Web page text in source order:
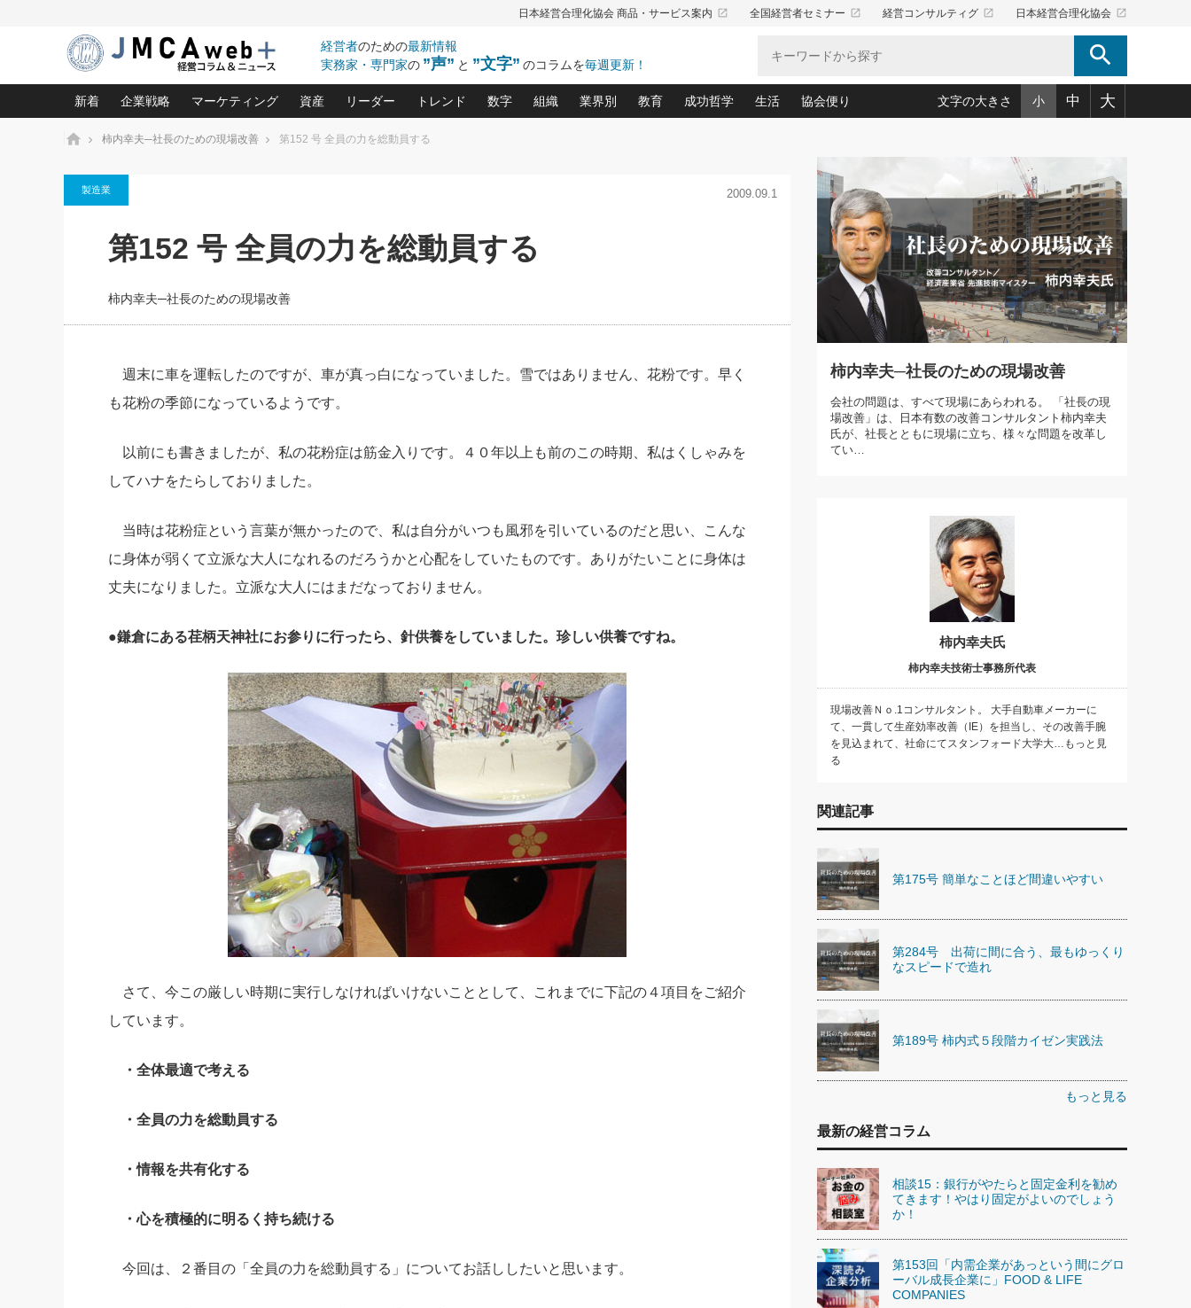
日本経営合理化協会 商品・サービス案内 launch 全国経営者セミナー launch 経営コンサルティグ launch 日本経営合理化協会 launch
経営者のための最新情報
実務家・専門家の ”声” と ”文字” のコラムを毎週更新！ search
新着
がよいのでしょうか！
2026.08.7
FOOD & LIFE COMPANIES
2026.08.5
第86回 「言葉狩り」
もっとみる
企業戦略
中小企業の「１位づくり」戦略(96)
利益を最大化する「業務改善」横田尚哉氏(5)
強い会社を築く ビジネス・クリニック(240)
日本レーザー「人を大切にしながら利益を上げる経営」の極意
武器としてのM&A入門(3)
継続経営 百話百行(85)
野田久美子 香港ビジネス成功法(10)
マーケティング
ロングセラーの玉手箱(9)
は(5)
最高の自分を表現する 成功イメージ戦略(77)
資産
中国経済の最新動向(204)
事業承継の前に、決めておきたい、知っておきたい、やってお
リーダー
ピョートル・F・グジバチの『経営戦略の新常識』(12)
次もあなたにお願いしたいと思われる「一流の仕事術」(28)
酒井英之の社長のビジョン実現道場(10)
トレンド
北村森の「今月のヒット商品」(109)
数字
おカネが残る決算書にするために、やっておきたいこと(34)
会社を守り抜くための緊急対策(100)
強い決算書の会社はココが違う！(36)
賢い社長の「経理財務の見どころ・勘どころ・ツッコミどこ
組織
顧客・社員・社会から支持される「ウェルビーイング経営入
業界別
大久保一彦の“流行る”お店の仕組みづくり(210)
教育
あなただからお願いしたいと思われる 気配りの達人(127)
クレーム対応 実践マニュアル(92)
クレーム対応の新知識と新常識(57)
デキル社員に育てる！ 社員教育の決め手(203)
欧米資産家に学ぶ二世教育(100)
成功哲学
中国哲学に学ぶ 不況は会社守成の好機(38)
令和時代の「社長の人間力の磨き方」(86)
先人の名句名言の教え 東洋思想に学ぶ経営学(132)
渡部昇一の「日本の指導者たち」(32)
生活
おのころ心平の ──社長のための「か・ら・だマネジメント」
(50)
デジタルＡＶを味方に！新・仕事術(180)
リーダー脳の鍛え方(32)
ワインを楽しむ基礎レッスン(12)
必読！社長が読むべき今月の4冊(88)
眼と耳で楽しむ読書術(162)
社長の「氣」(30)
米国スポーツ・ビジネスに学ぶ心理学(98)
高橋一喜の『これぞ！"本物の温泉"』(157)
協会便り
「愛読者通信」著者インタビュー(44)
ビジネス見聞録 経営ニュース(100)
作間信司の経営無形庵(けいえいむぎょうあん)(166)
経営セミナー情報局(1)
繁栄への着眼点 牟田太陽(76)
講話を聞いて学ぼう 実学・耳学・磨く「ミミガク」のすすめ
文字の大きさ 小 中 大
ホーム 柿内幸夫─社長のための現場改善 第152 号 全員の力を総動員する
製造業 2009.09.1
第152 号 全員の力を総動員する
柿内幸夫─社長のための現場改善
週末に車を運転したのですが、車が真っ白になっていました。雪ではありません、花粉です。早く
も花粉の季節になっているようです。
以前にも書きましたが、私の花粉症は筋金入りです。４０年以上も前のこの時期、私はくしゃみを
してハナをたらしておりました。
当時は花粉症という言葉が無かったので、私は自分がいつも風邪を引いているのだと思い、こんな
に身体が弱くて立派な大人になれるのだろうかと心配をしていたものです。ありがたいことに身体は
丈夫になりました。立派な大人にはまだなっておりません。
●鎌倉にある荏柄天神社にお参りに行ったら、針供養をしていました。珍しい供養ですね。
さて、今この厳しい時期に実行しなければいけないこととして、これまでに下記の４項目をご紹介
しています。
・全体最適で考える
・全員の力を総動員する
・情報を共有化する
・心を積極的に明るく持ち続ける
今回は、２番目の「全員の力を総動員する」についてお話ししたいと思います。
柿内幸夫─社長のための現場改善
会社の問題は、すべて現場にあらわれる。 「社長の現
場改善」は、日本有数の改善コンサルタント柿内幸夫
氏が、社長とともに現場に立ち、様々な問題を改革し
てい…
柿内幸夫氏
柿内幸夫技術士事務所代表
現場改善Ｎｏ.1コンサルタント。 大手自動車メーカーに
て、一貫して生産効率改善（IE）を担当し、その改善手腕
を見込まれて、社命にてスタンフォード大学大…もっと見
る
関連記事
第175号 簡単なことほど間違いやすい
第284号 出荷に間に合う、最もゆっくり
なスピードで造れ
第189号 柿内式５段階カイゼン実践法
もっと見る
最新の経営コラム
相談15：銀行がやたらと固定金利を勧め
てきます！やはり固定がよいのでしょう
か！
第153回「内需企業があっという間にグロ
ーバル成長企業に」FOOD & LIFE
COMPANIES